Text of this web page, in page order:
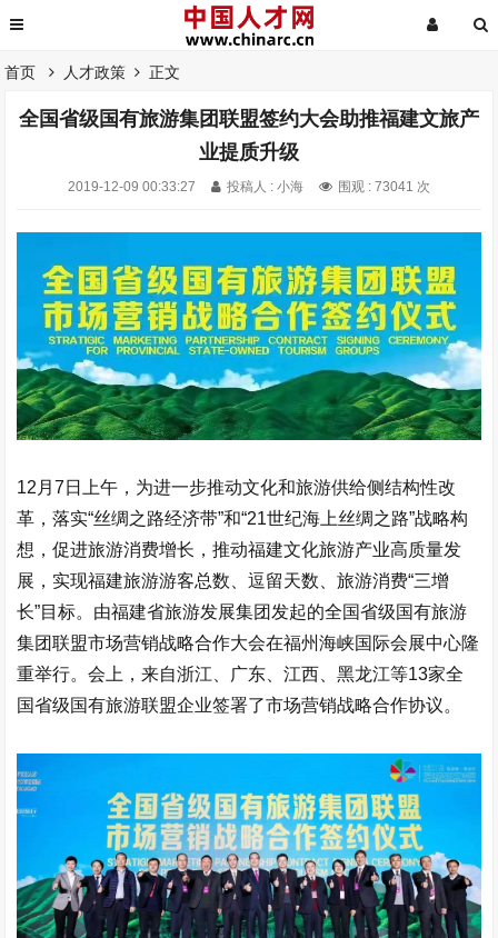
首页 人才政策 正文
全国省级国有旅游集团联盟签约大会助推福建文旅产
业提质升级
2019-12-09 00:33:27 投稿人 : 小海 围观 : 73041 次
12月7日上午，为进一步推动文化和旅游供给侧结构性改
革，落实“丝绸之路经济带”和“21世纪海上丝绸之路”战略构
想，促进旅游消费增长，推动福建文化旅游产业高质量发
展，实现福建旅游游客总数、逗留天数、旅游消费“三增
长”目标。由福建省旅游发展集团发起的全国省级国有旅游
集团联盟市场营销战略合作大会在福州海峡国际会展中心隆
重举行。会上，来自浙江、广东、江西、黑龙江等13家全
国省级国有旅游联盟企业签署了市场营销战略合作协议。